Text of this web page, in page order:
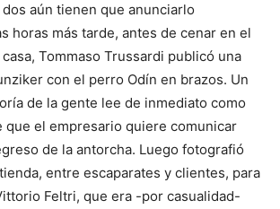
aún tienen que anunciarlo
horas más tarde, antes de cenar en el
Tommaso Trussardi publicó una
con el perro Odín en brazos. Un
de la gente lee de inmediato como
que el empresario quiere comunicar
de la antorcha. Luego fotografió
entre escaparates y clientes, para
Feltri, que era -por casualidad-